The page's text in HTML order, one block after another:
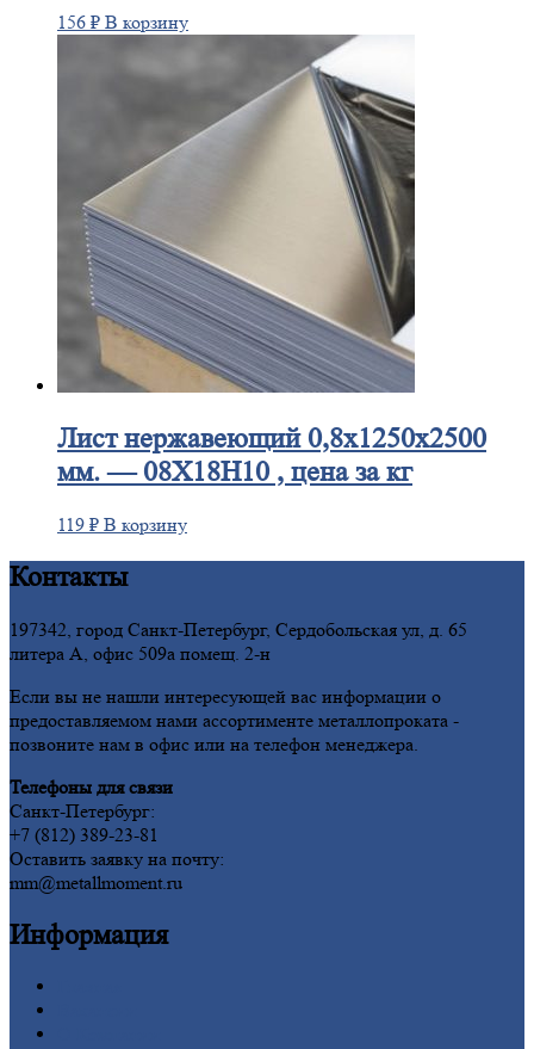
156 ₽ В корзину
Листнержавеющий 0,8x1250x2500
мм. — 08Х18Н10 , цена за кг
119 ₽ В корзину
Контакты
197342, город Санкт-Петербург, Сердобольская ул, д. 65
литера А, офис 509а помещ. 2-н
Если вы не нашли интересующей вас информации о
предоставляемом нами ассортименте металлопроката -
позвоните нам в офис или на телефон менеджера.
Телефоны для связи
Санкт-Петербург:
+7 (812) 389-23-81
Оставить заявку на почту:
mm@metallmoment.ru
Информация